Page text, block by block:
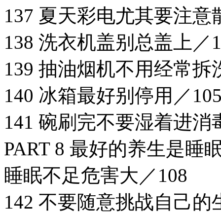
137 夏天彩电尤其要注意
138 洗衣机盖别总盖上／
139 抽油烟机不用经常拆
140 冰箱最好别停用／
141 碗刷完不要湿着进消
PART 8 最好的养生是睡
睡眠不足危害大／108
142 不要随意挑战自己的